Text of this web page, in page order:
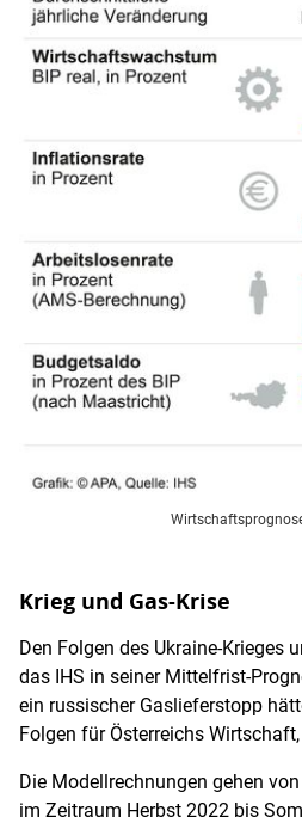
Krieg und Gas-Krise
Den Folgen des Ukraine-Krieges
das IHS in seiner Mittelfrist-
ein russischer Gaslieferstopp
Folgen für Österreichs
Die Modellrechnungen gehen
im Zeitraum Herbst 2022 bis